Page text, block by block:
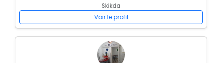
Skikda
Voir le profil